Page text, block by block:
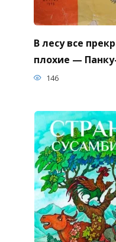
В лесу все
плохие —
146